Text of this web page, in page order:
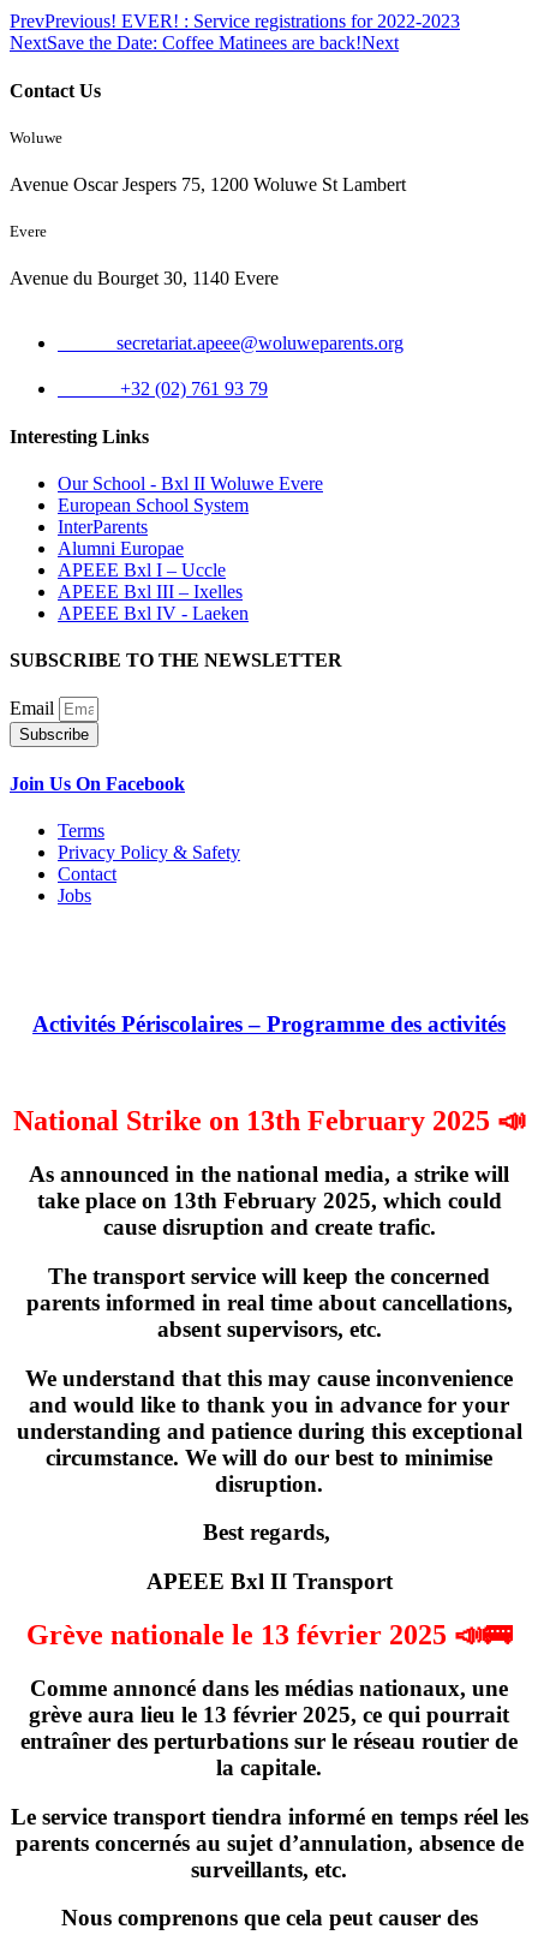
PrevPrevious! EVER! : Service registrations for 2022-2023
NextSave the Date: Coffee Matinees are back!Next
Contact Us
Woluwe
Avenue Oscar Jespers 75, 1200 Woluwe St Lambert
Evere
Avenue du Bourget 30, 1140 Evere
secretariat.apeee@woluweparents.org
+32 (02) 761 93 79
Interesting Links
Our School - Bxl II Woluwe Evere
European School System
InterParents
Alumni Europae
APEEE Bxl I – Uccle
APEEE Bxl III – Ixelles
APEEE Bxl IV - Laeken
SUBSCRIBE TO THE NEWSLETTER
Email
Subscribe
Join Us On Facebook
Terms
Privacy Policy & Safety
Contact
Jobs
Activités Périscolaires – Programme des activités
National Strike on 13th February 2025 📣
As announced in the national media, a strike will
take place on 13th February 2025, which could
cause disruption and create trafic.
The transport service will keep the concerned
parents informed in real time about cancellations,
absent supervisors, etc.
We understand that this may cause inconvenience
and would like to thank you in advance for your
understanding and patience during this exceptional
circumstance. We will do our best to minimise
disruption.
Best regards,
APEEE Bxl II Transport
Grève nationale le 13 février 2025 📣🚌
Comme annoncé dans les médias nationaux, une
grève aura lieu le 13 février 2025, ce qui pourrait
entraîner des perturbations sur le réseau routier de
la capitale.
Le service transport tiendra informé en temps réel les
parents concernés au sujet d’annulation, absence de
surveillants, etc.
Nous comprenons que cela peut causer des